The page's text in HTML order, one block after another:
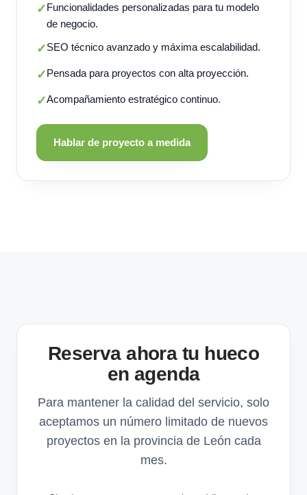
✓Funcionalidades personalizadas para tu modelo
de negocio.
✓SEO técnico avanzado y máxima escalabilidad.
✓Pensada para proyectos con alta proyección.
✓Acompañamiento estratégico continuo.
Hablar de proyecto a medida
Reserva ahora tu hueco
en agenda
Para mantener la calidad del servicio, solo
aceptamos un número limitado de nuevos
proyectos en la provincia de León cada
mes.